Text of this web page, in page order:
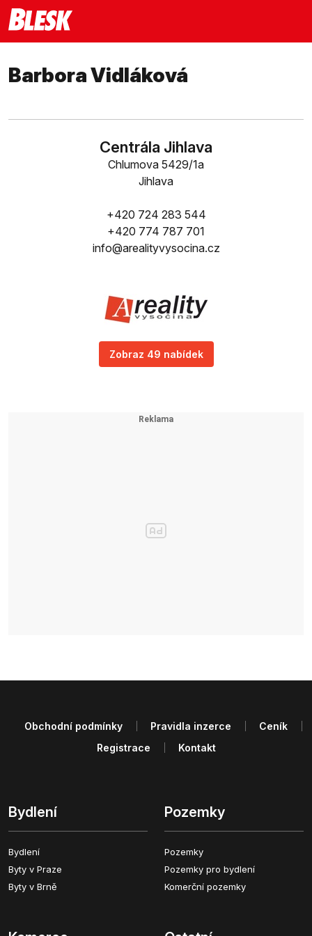
Barbora Vidláková
Centrála Jihlava
Chlumova 5429/1a
Jihlava
+420 724 283 544
+420 774 787 701
info@arealityvysocina.cz
Zobraz 49 nabídek
Bydlení
Bydlení
Byty v Praze
Byty v Brně
Pozemky
Pozemky
Pozemky pro bydlení
Komerční pozemky
Obchodní podmínky Pravidla inzerce
Ceník
Registrace
Kontakt